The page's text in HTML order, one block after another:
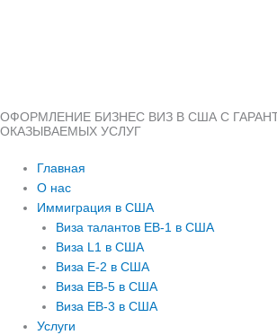
ОФОРМЛЕНИЕ БИЗНЕС ВИЗ В США С
ОКАЗЫВАЕМЫХ УСЛУГ
Главная
О нас
Иммиграция в США
Виза талантов EB-1 в США
Виза L1 в США
Виза E-2 в США
Виза EB-5 в США
Виза EB-3 в США
Услуги